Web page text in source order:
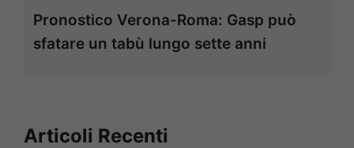
Pronostico Verona-Roma: Gasp può
sfatare un tabù lungo sette anni
Articoli Recenti